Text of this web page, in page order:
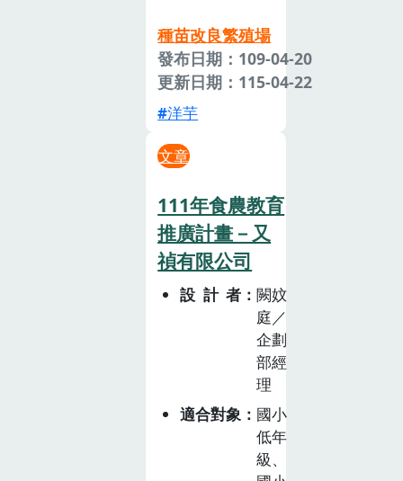
種苗改良繁殖場
發布日期：109-04-20
更新日期：115-04-22
洋芋
文章
111年食農教育
推廣計畫－又
禎有限公司
設計者
闕妏
庭／
企劃
部經
理
適合對象
國小
低年
級、